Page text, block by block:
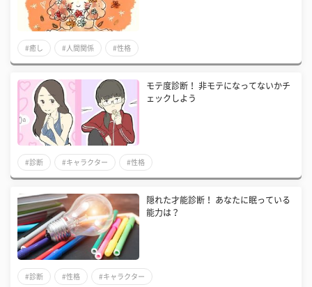
#癒し #人間関係 #性格
モテ度診断！ 非モテになってないかチ
ェックしよう
#診断 #キャラクター #性格
隠れた才能診断！ あなたに眠っている
能力は？
#診断 #性格 #キャラクター